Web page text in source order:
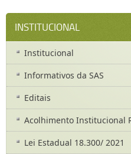
INSTITUCIONAL
Institucional
Informativos da SAS
Editais
Acolhimento Institucional
Lei Estadual 18.300/ 2021